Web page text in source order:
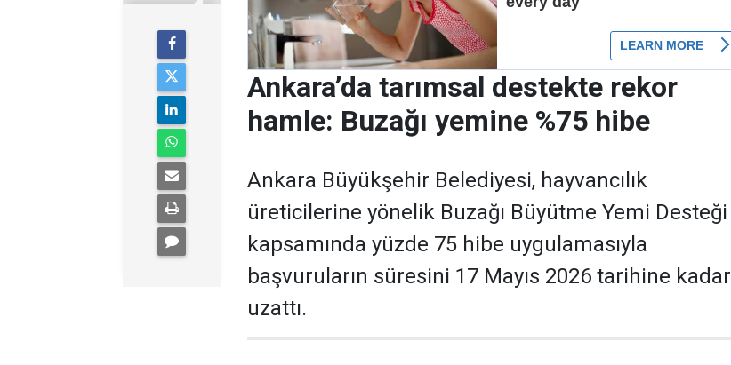
Ankara’da tarımsal destekte rekor
hamle: Buzağı yemine %75 hibe
Ankara Büyükşehir Belediyesi, hayvancılık
üreticilerine yönelik Buzağı Büyütme Yemi Desteği
kapsamında yüzde 75 hibe uygulamasıyla
başvuruların süresini 17 Mayıs 2026 tarihine kadar
uzattı.